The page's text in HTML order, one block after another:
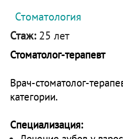
Стоматология
Стаж: 25 лет
Стоматолог-терапевт
Врач-стоматолог-
категории.
Специализация: